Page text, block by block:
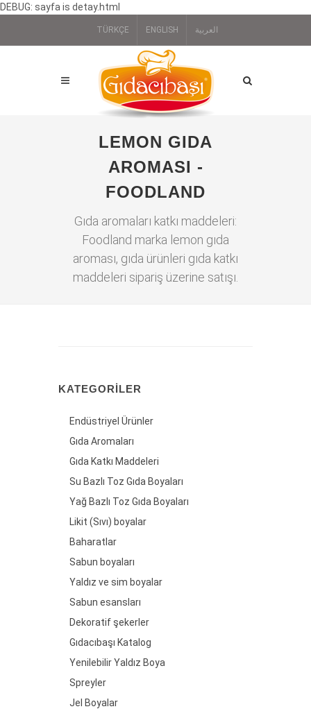
DEBUG: sayfa is detay.html
TÜRKÇE ENGLISH العربية
LEMON GIDA
AROMASI -
FOODLAND
Gıda aromaları katkı maddeleri:
Foodland marka lemon gıda
aroması, gıda ürünleri gıda katkı
maddeleri sipariş üzerine satışı.
KATEGORILER
Endüstriyel Ürünler
Gıda Aromaları
Gıda Katkı Maddeleri
Su Bazlı Toz Gıda Boyaları
Yağ Bazlı Toz Gıda Boyaları
Likit (Sıvı) boyalar
Baharatlar
Sabun boyaları
Yaldız ve sim boyalar
Sabun esansları
Dekoratif şekerler
Gıdacıbaşı Katalog
Yenilebilir Yaldız Boya
Spreyler
Jel Boyalar